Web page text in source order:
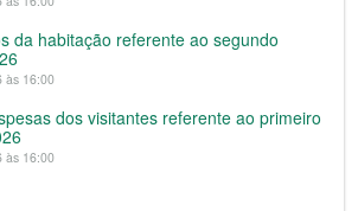
da habitação referente ao segundo
às 16:00
dos visitantes referente ao primeiro
às 16:00